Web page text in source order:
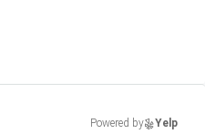
Powered by Yelp